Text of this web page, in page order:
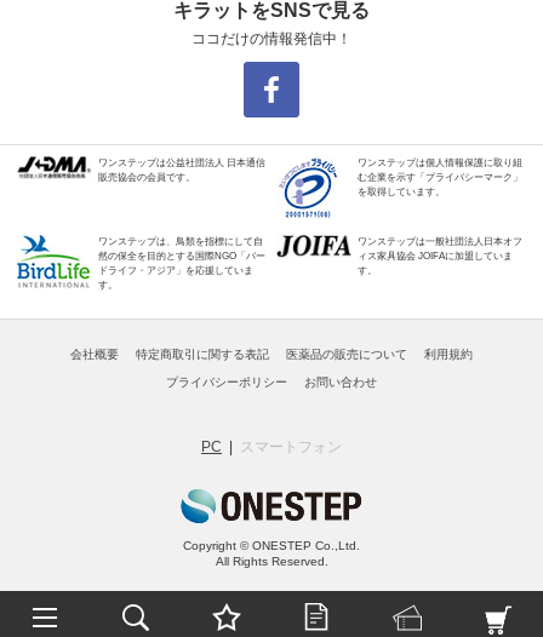
キラットをSNSで見る
ココだけの情報発信中！
ワンステップは公益社団法人 日本通信
販売協会の会員です。
ワンステップは個人情報保護に取り組
む企業を示す「プライバシーマーク」
を取得しています。
ワンステップは、鳥類を指標にして自
然の保全を目的とする国際NGO「バー
ドライフ・アジア」を応援していま
す。
ワンステップは一般社団法人日本オフ
ィス家具協会 JOIFAに加盟していま
す。
会社概要 特定商取引に関する表記 医薬品の販売について 利用規約
プライバシーポリシー お問い合わせ
PC スマートフォン
Copyright © ONESTEP Co.,Ltd.
All Rights Reserved.